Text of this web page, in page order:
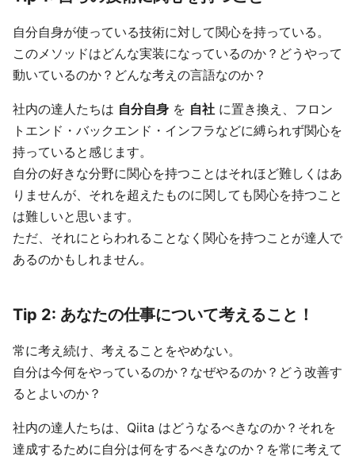
自分自身が使っている技術に対して関心を持っている。
このメソッドはどんな実装になっているのか？どうやって
動いているのか？どんな考えの言語なのか？
社内の達人たちは 自分自身 を 自社 に置き換え、フロン
トエンド・バックエンド・インフラなどに縛られず関心を
持っていると感じます。
自分の好きな分野に関心を持つことはそれほど難しくはあ
りませんが、それを超えたものに関しても関心を持つこと
は難しいと思います。
ただ、それにとらわれることなく関心を持つことが達人で
あるのかもしれません。
Tip 2: あなたの仕事について考えること！
常に考え続け、考えることをやめない。
自分は今何をやっているのか？なぜやるのか？どう改善す
るとよいのか？
社内の達人たちは、Qiita はどうなるべきなのか？それを
達成するために自分は何をするべきなのか？を常に考えて